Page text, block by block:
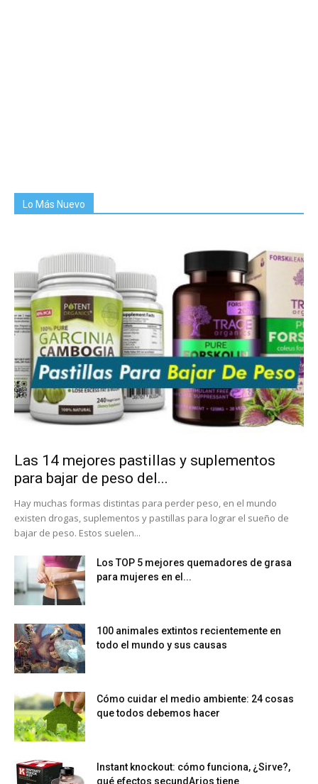
Lo Más Nuevo
Las 14 mejores pastillas y suplementos
para bajar de peso del...
Hay muchas formas distintas para perder peso, en el mundo
existen drogas, suplementos y pastillas para lograr el sueño de
bajar de peso. Estos suelen...
Los TOP 5 mejores quemadores de grasa
para mujeres en el...
100 animales extintos recientemente en
todo el mundo y sus causas
Cómo cuidar el medio ambiente: 24 cosas
que todos debemos hacer
Instant knockout: cómo funciona, ¿Sirve?,
qué efectos secundArios tiene